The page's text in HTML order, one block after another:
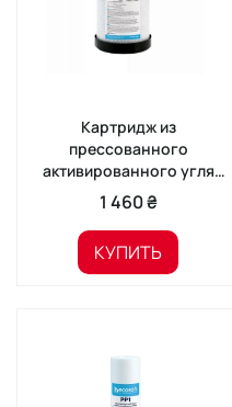
Картридж из
прессованного
активированного угля
Ecosoft 4,5'x10'
1 460 ₴
КУПИТЬ